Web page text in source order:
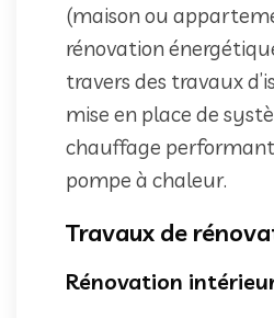
(maison ou
rénovation
travers des travaux
mise en place de
chauffage
pompe à chaleur.
Travaux de
Rénovation